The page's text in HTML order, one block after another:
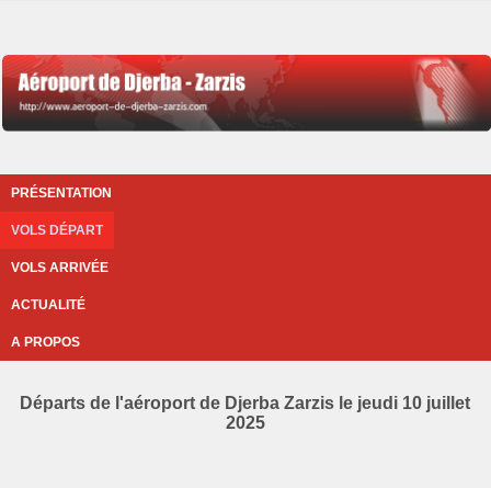
PRÉSENTATION
VOLS DÉPART
VOLS ARRIVÉE
ACTUALITÉ
A PROPOS
Départs de l'aéroport de Djerba Zarzis le jeudi 10 juillet
2025